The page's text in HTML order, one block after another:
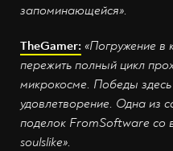
запоминающейся».
TheGamer: «Погружение в
пережить полный цикл
микрокосме. Победы
удовлетворение. Одна из
поделок FromSoftware со
soulslike».